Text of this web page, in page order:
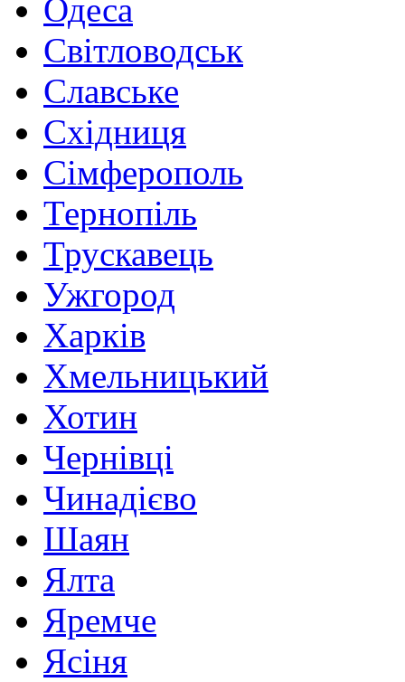
Одеса
Світловодськ
Славське
Східниця
Сімферополь
Тернопіль
Трускавець
Ужгород
Харків
Хмельницький
Хотин
Чернівці
Чинадієво
Шаян
Ялта
Яремче
Ясіня